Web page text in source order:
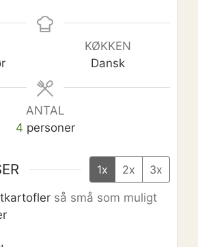
KØKKEN
Dansk
ANTAL
4 personer
1x 2x 3x
så små som muligt